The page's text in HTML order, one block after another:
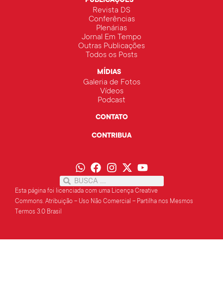
Revista DS
Conferências
Plenárias
Jornal Em Tempo
Outras Publicações
Todos os Posts
MÍDIAS
Galeria de Fotos
Vídeos
Podcast
CONTATO
CONTRIBUA
Esta página foi licenciada com uma Licença Creative
Commons. Atribuição – Uso Não Comercial – Partilha nos Mesmos
Termos 3.0 Brasil